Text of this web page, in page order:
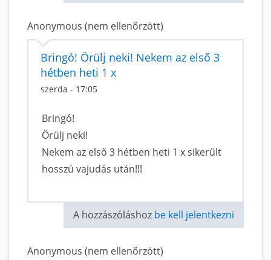
Anonymous (nem ellenőrzött)
Bringó! Örülj neki! Nekem az első 3
hétben heti 1 x
szerda - 17:05
Bringó!
Örülj neki!
Nekem az első 3 hétben heti 1 x sikerült
hosszú vajudás után!!!
A hozzászóláshoz be kell jelentkezni
Anonymous (nem ellenőrzött)